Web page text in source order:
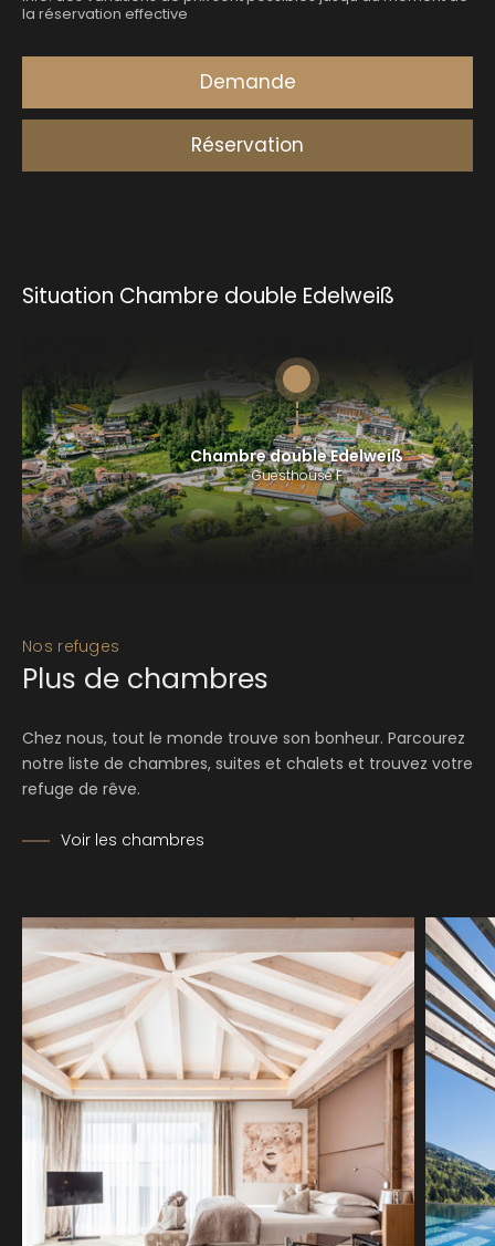
Situation Chambre double Edelweiß
Chambre double Edelweiß
Guesthouse F
Plus de chambres
Nos refuges
Chez nous, tout le monde trouve son bonheur. Parcourez
notre liste de chambres, suites et chalets et trouvez votre
refuge de rêve.
Voir les chambres